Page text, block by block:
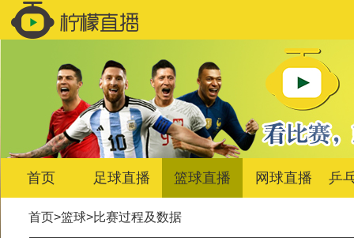
首页 足球直播 篮球直播 网球直播 乒
首页>篮球>比赛过程及数据